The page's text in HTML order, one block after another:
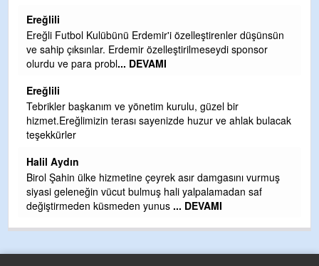
Ereğlili
Ereğli Futbol Kulübünü Erdemir'i özelleştirenler düşünsün
ve sahip çıksınlar. Erdemir özelleştirilmeseydi sponsor
olurdu ve para probl... DEVAMI
Ereğlili
Tebrikler başkanım ve yönetim kurulu, güzel bir
hizmet.Ereğlimizin terası sayenizde huzur ve ahlak bulacak
teşekkürler
Halil Aydın
Birol Şahin ülke hizmetine çeyrek asır damgasını vurmuş
siyasi geleneğin vücut bulmuş hali yalpalamadan saf
değiştirmeden küsmeden yunus ... DEVAMI